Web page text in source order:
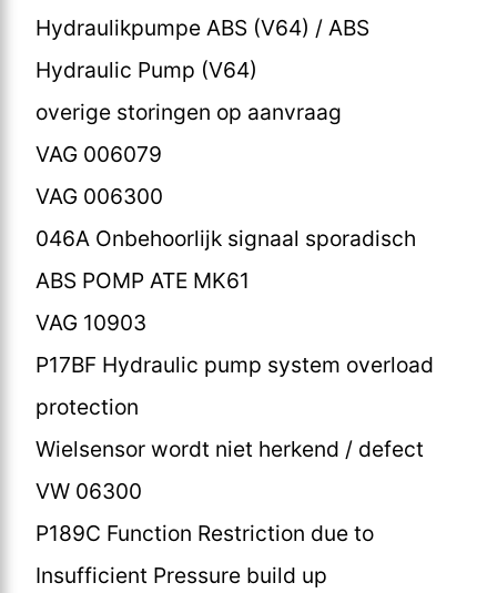
Hydraulikpumpe ABS (V64) / ABS
Hydraulic Pump (V64)
overige storingen op aanvraag
VAG 006079
VAG 006300
046A Onbehoorlijk signaal sporadisch
ABS POMP ATE MK61
VAG 10903
P17BF Hydraulic pump system overload
protection
Wielsensor wordt niet herkend / defect
VW 06300
P189C Function Restriction due to
Insufficient Pressure build up